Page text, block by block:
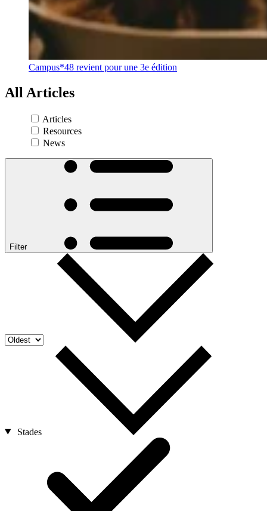
Campus*48 revient pour une 3e édition
All Articles
Articles
Resources
News
Filter
Stades